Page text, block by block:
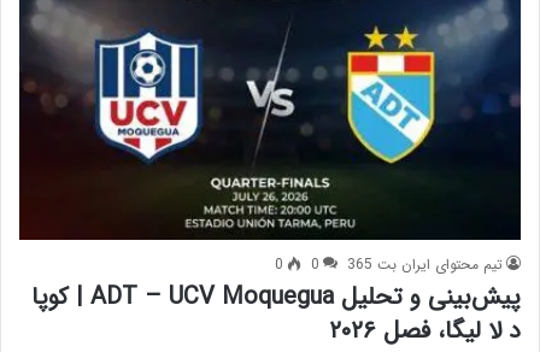
تیم محتوای ایران بت 365 0
0
پیش‌بینی و تحلیل ADT – UCV Moquegua | کوپا
د لا لیگا، فصل ۲۰۲۶